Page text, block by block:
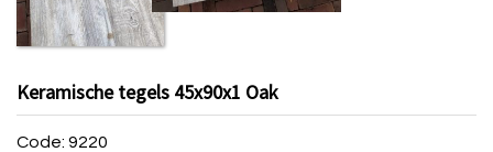
Keramische tegels 45x90x1 Oak
Code: 9220